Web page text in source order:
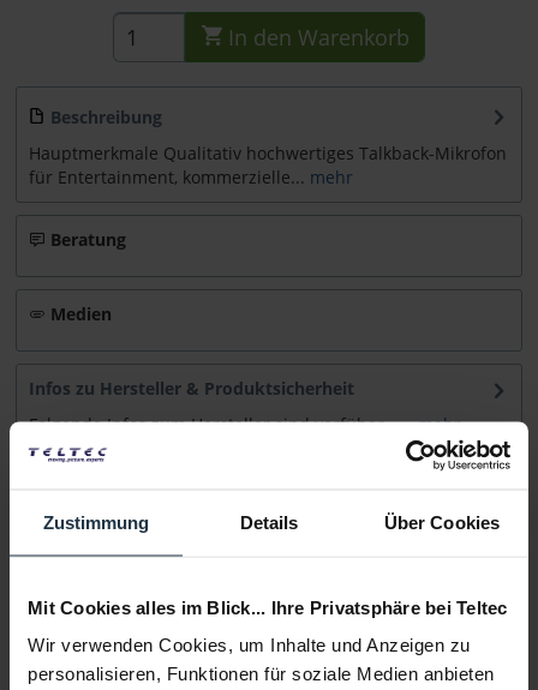
Zustimmung Details Über Cookies
Mit Cookies alles im Blick... Ihre Privatsphäre bei Teltec
Wir verwenden Cookies, um Inhalte und Anzeigen zu
personalisieren, Funktionen für soziale Medien anbieten
In den Warenkorb
Beschreibung
Hauptmerkmale Qualitativ hochwertiges Talkback-Mikrofon
für Entertainment, kommerzielle... mehr
Beratung
Medien
Infos zu Hersteller & Produktsicherheit
Folgende Infos zum Hersteller sind verfübar......mehr